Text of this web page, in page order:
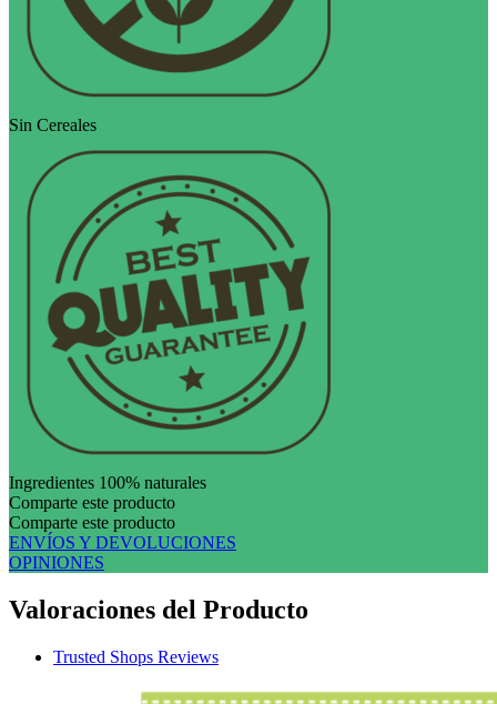
Sin Cereales
Ingredientes 100% naturales
Comparte este producto
Comparte este producto
ENVÍOS Y DEVOLUCIONES
OPINIONES
Valoraciones del Producto
Trusted Shops Reviews